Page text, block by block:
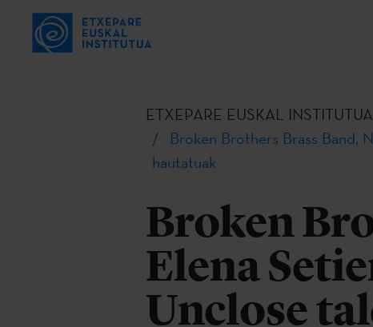
ETXEPARE EUSKAL INSTITUTUA
Broken Brothers Brass Band,
hautatuak
Broken
Elena
Unclose